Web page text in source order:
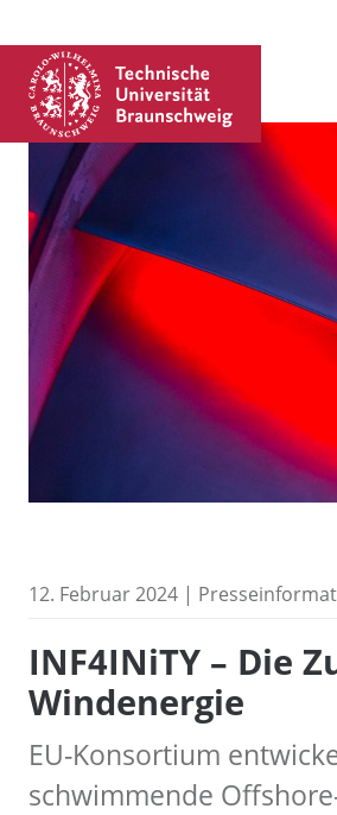
12. Februar 2024 |
INF4INiTY – Die
Windenergie
EU-Konsortium
schwimmende